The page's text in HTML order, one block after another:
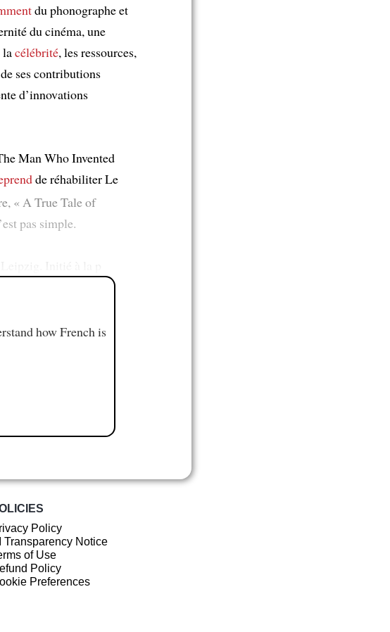
du phonographe et
du cinéma, une
lacélébrité, les ressources,
ses contributions
d’innovations
Man Who Invented
de réhabiliter Le
« A True Tale of
pas simple.
how French is
Policy
Transparency Notice
of Use
Policy
Preferences